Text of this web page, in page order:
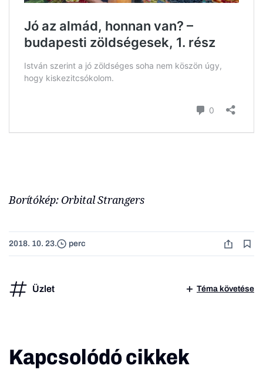
Borítókép: Orbital Strangers
2018. 10. 23. perc
Üzlet Téma követése
Kapcsolódó cikkek